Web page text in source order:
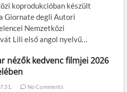
koprodukcióban készült
Giornate degli Autori
Nemzetközi
Lili első angol nyelvű…
nézők kedvenc filmjei 2026
No Comments